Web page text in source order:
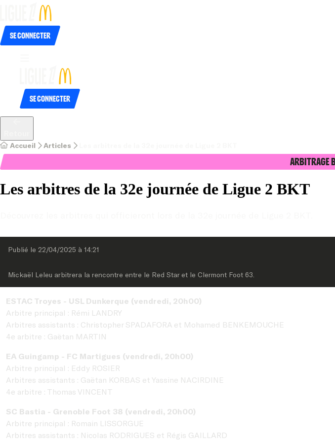
Se connecter
Se connecter
Accueil Articles
Arbitrage
Les arbitres de la 32e journée de Ligue 2 BKT
Publié le 22/04/2025 à 14:21
Mickaël Leleu arbitrera la rencontre entre le Red Star et le Clermont Foot 63.
ESTAC Troyes - USL Dunkerque (vendredi, 20h00)
Arbitre principal : Rémi LANDRY
Arbitres assistants : Christopher SPADAFORA et Mohamed BENKEMOUCHE
4e arbitre : Gaëtan MARTIN
EA Guingamp - FC Martigues (vendredi, 20h00)
Arbitre principal : Eddy ROSIER
Arbitres assistants : Gaëtan KORBAS et Yassine NACIRDINE
4e arbitre : Thomas VINCENT
SC Bastia - Grenoble Foot 38 (vendredi, 20h00)
Arbitre principal : Romain LISSORGUE
Arbitres assistants : Nicolas RODRIGUES et Régis GAILLARD